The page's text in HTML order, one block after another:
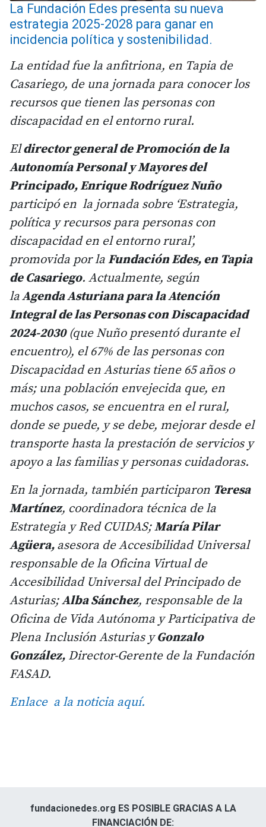
La Fundación Edes presenta su nueva
estrategia 2025-2028 para ganar en
incidencia política y sostenibilidad.
La entidad fue la anfitriona, en Tapia de
Casariego, de una jornada para conocer los
recursos que tienen las personas con
discapacidad en el entorno rural.
Eldirector general de Promoción de la
Autonomía Personal y Mayores del
Principado, Enrique Rodríguez Nuño
participó en la jornada sobre ‘Estrategia,
política y recursos para personas con
discapacidad en el entorno rural’,
promovida por laFundación Edes, en Tapia
de Casariego. Actualmente, según
laAgenda Asturiana para la Atención
Integral de las Personas con Discapacidad
2024-2030(que Nuño presentó durante el
encuentro), el 67% de las personas con
Discapacidad en Asturias tiene 65 años o
más; una población envejecida que, en
muchos casos, se encuentra en el rural,
donde se puede, y se debe, mejorar desde el
transporte hasta la prestación de servicios y
apoyo a las familias y personas cuidadoras.
En la jornada, también participaron Teresa
Martínez, coordinadora técnica de la
Estrategia y Red CUIDAS;María Pilar
Agüera,asesora de Accesibilidad Universal
responsable de la Oficina Virtual de
Accesibilidad Universal del Principado de
Asturias;Alba Sánchez, responsable de la
Oficina de Vida Autónoma y Participativa de
Plena Inclusión Asturias yGonzalo
González, Director-Gerente de la Fundación
FASAD.
Enlace a la noticia aquí.
fundacionedes.org ES POSIBLE GRACIAS A LA
FINANCIACIÓN DE: